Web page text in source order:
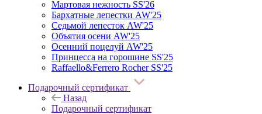
Мартовая нежность SS'26
Бархатные лепестки AW'25
Седьмой лепесток AW'25
Объятия осени AW'25
Осенний поцелуй AW'25
Принцесса на горошине SS'25
Raffaello&Ferrero Rocher SS'25
Подарочный сертификат
Назад
Подарочный сертификат